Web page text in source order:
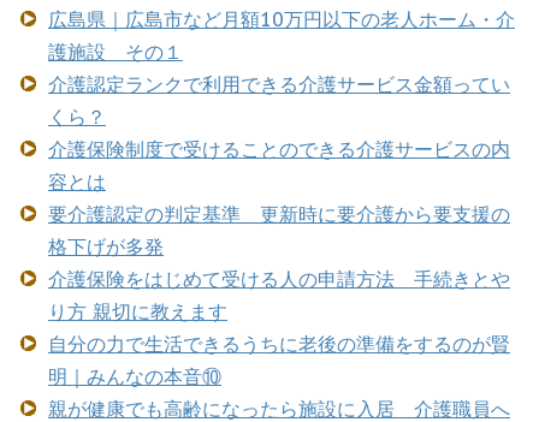
広島県｜広島市など月額10万円以下の老人ホーム・介
護施設 その１
介護認定ランクで利用できる介護サービス金額ってい
くら？
介護保険制度で受けることのできる介護サービスの内
容とは
要介護認定の判定基準 更新時に要介護から要支援の
格下げが多発
介護保険をはじめて受ける人の申請方法 手続きとや
り方 親切に教えます
自分の力で生活できるうちに老後の準備をするのが賢
明｜みんなの本音⑩
親が健康でも高齢になったら施設に入居 介護職員へ